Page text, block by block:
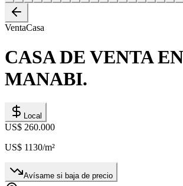
VentaCasa
CASA DE VENTA
MANABI.
Local
US$ 260.000
US$ 1130/m²
Avísame si baja de precio